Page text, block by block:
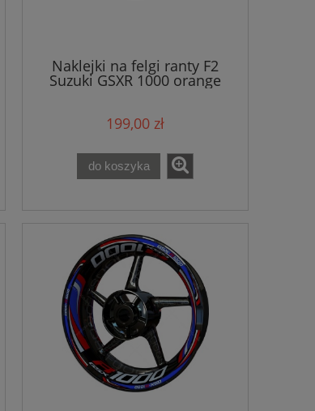
Naklejki na felgi ranty F2
Suzuki GSXR 1000 orange
199,00 zł
do koszyka